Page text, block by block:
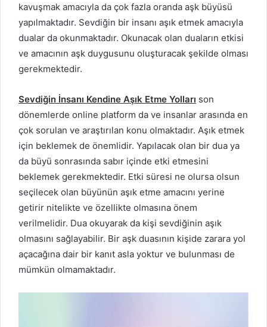
kavuşmak amacıyla da çok fazla oranda aşk büyüsü
yapılmaktadır. Sevdiğin bir insanı aşık etmek amacıyla
dualar da okunmaktadır. Okunacak olan duaların etkisi
ve amacının aşk duygusunu oluşturacak şekilde olması
gerekmektedir.
Sevdiğin İnsanı Kendine Aşık Etme Yolları son
dönemlerde online platform da ve insanlar arasında en
çok sorulan ve araştırılan konu olmaktadır. Aşık etmek
için beklemek de önemlidir. Yapılacak olan bir dua ya
da büyü sonrasında sabır içinde etki etmesini
beklemek gerekmektedir. Etki süresi ne olursa olsun
seçilecek olan büyünün aşık etme amacını yerine
getirir nitelikte ve özellikte olmasına önem
verilmelidir. Dua okuyarak da kişi sevdiğinin aşık
olmasını sağlayabilir. Bir aşk duasının kişide zarara yol
açacağına dair bir kanıt asla yoktur ve bulunması de
mümkün olmamaktadır.